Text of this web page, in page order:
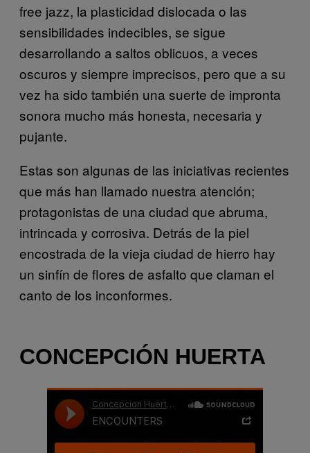
free jazz, la plasticidad dislocada o las
sensibilidades indecibles, se sigue
desarrollando a saltos oblicuos, a veces
oscuros y siempre imprecisos, pero que a su
vez ha sido también una suerte de impronta
sonora mucho más honesta, necesaria y
pujante.
Estas son algunas de las iniciativas recientes
que más han llamado nuestra atención;
protagonistas de una ciudad que abruma,
intrincada y corrosiva. Detrás de la piel
encostrada de la vieja ciudad de hierro hay
un sinfín de flores de asfalto que claman el
canto de los inconformes.
CONCEPCIÓN HUERTA